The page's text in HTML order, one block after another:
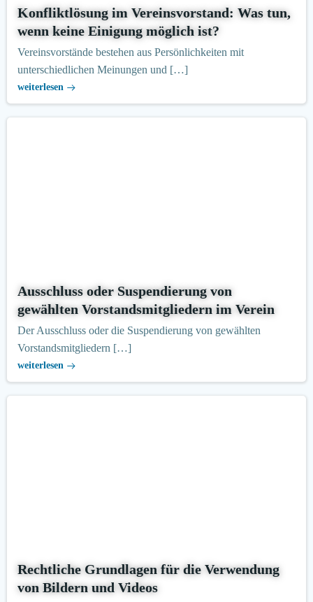
Konfliktlösung im Vereinsvorstand: Was tun,
wenn keine Einigung möglich ist?
Vereinsvorstände bestehen aus Persönlichkeiten mit
unterschiedlichen Meinungen und […]
weiterlesen
Ausschluss oder Suspendierung von
gewählten Vorstandsmitgliedern im Verein
Der Ausschluss oder die Suspendierung von gewählten
Vorstandsmitgliedern […]
weiterlesen
Rechtliche Grundlagen für die Verwendung
von Bildern und Videos